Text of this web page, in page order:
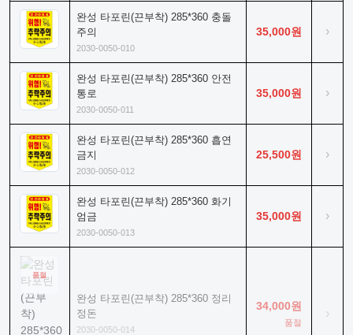
완성 타포린(끈부착) 285*360 충돌
주의
2030-0050-010
35,000원 ›
완성 타포린(끈부착) 285*360 안전
통로
2030-0050-011
35,000원 ›
완성 타포린(끈부착) 285*360 흡연
금지
2030-0050-012
25,500원 ›
완성 타포린(끈부착) 285*360 화기
엄금
2030-0050-013
35,000원 ›
품절
완성 타포린(끈부착) 285*360 정리
정돈
2030-0050-014
34,000원
품절
›